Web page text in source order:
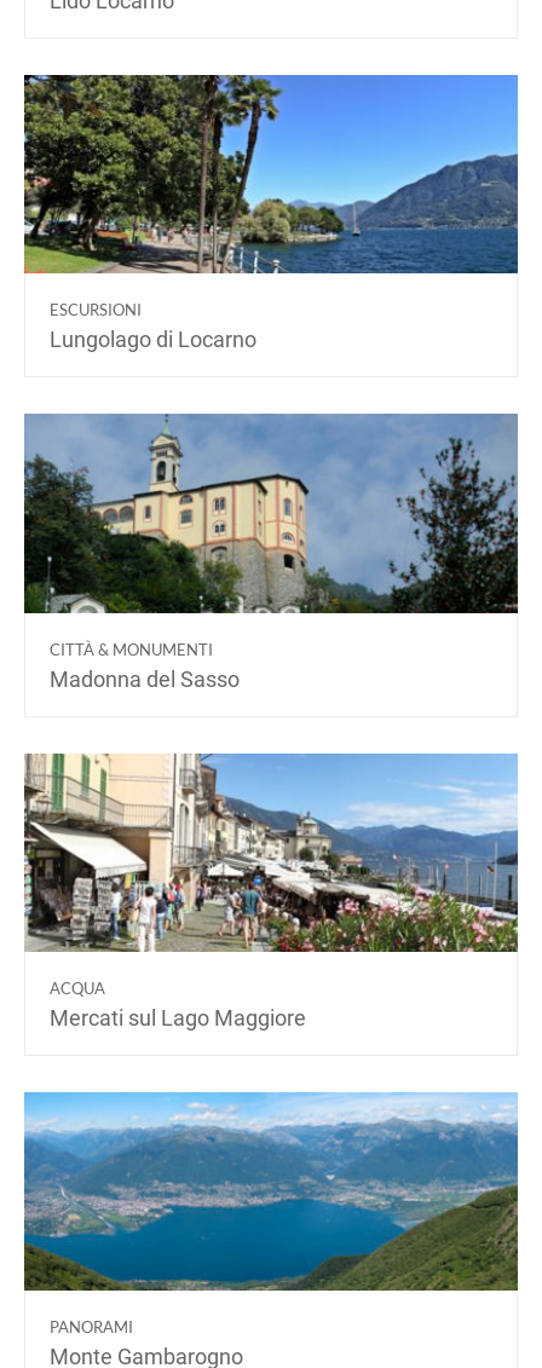
ESCURSIONI
Lungolago di Locarno
CITTÀ & MONUMENTI
Madonna del Sasso
ACQUA
Mercati sul Lago Maggiore
PANORAMI
Monte Gambarogno